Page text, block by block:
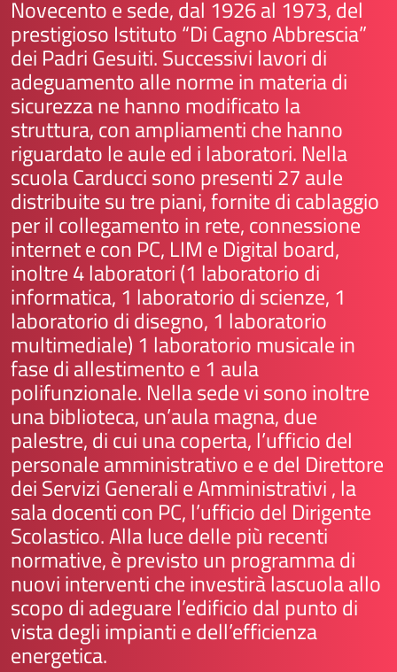
Novecento e sede, dal 1926 al 1973, del
prestigioso Istituto “Di Cagno Abbrescia”
dei Padri Gesuiti. Successivi lavori di
adeguamento alle norme in materia di
sicurezza ne hanno modificato la
struttura, con ampliamenti che hanno
riguardato le aule ed i laboratori. Nella
scuola Carducci sono presenti 27 aule
distribuite su tre piani, fornite di cablaggio
per il collegamento in rete, connessione
internet e con PC, LIM e Digital board,
inoltre 4 laboratori (1 laboratorio di
informatica, 1 laboratorio di scienze, 1
laboratorio di disegno, 1 laboratorio
multimediale) 1 laboratorio musicale in
fase di allestimento e 1 aula
polifunzionale. Nella sede vi sono inoltre
una biblioteca, un’aula magna, due
palestre, di cui una coperta, l’ufficio del
personale amministrativo e e del Direttore
dei Servizi Generali e Amministrativi , la
sala docenti con PC, l’ufficio del Dirigente
Scolastico. Alla luce delle più recenti
normative, è previsto un programma di
nuovi interventi che investirà lascuola allo
scopo di adeguare l’edificio dal punto di
vista degli impianti e dell’efficienza
energetica.